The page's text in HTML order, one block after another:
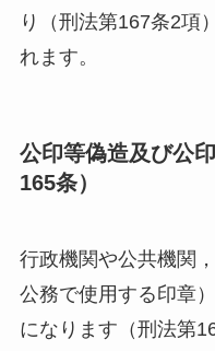
り（刑法第167条2項
れます。
公印等偽造及び公
165条）
行政機関や公共機関
公務で使用する印章
になります（刑法第